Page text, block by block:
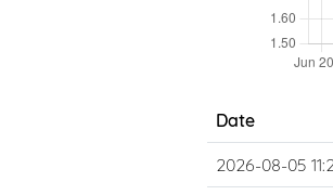
Date
2026-08-05